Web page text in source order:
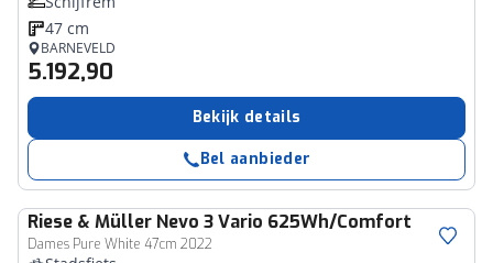
47 cm
BARNEVELD
5.192,90
Bekijk details
Bel aanbieder
Riese & Müller Nevo 3 Vario 625Wh/Comfort
Dames Pure White 47cm 2022